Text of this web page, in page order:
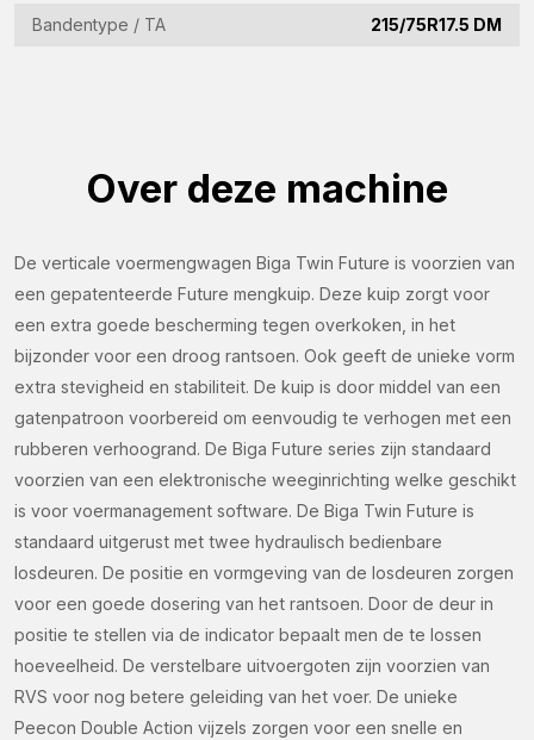
Bandentype / TA 215/75R17.5 DM
Over deze machine
De verticale voermengwagen Biga Twin Future is voorzien van
een gepatenteerde Future mengkuip. Deze kuip zorgt voor
een extra goede bescherming tegen overkoken, in het
bijzonder voor een droog rantsoen. Ook geeft de unieke vorm
extra stevigheid en stabiliteit. De kuip is door middel van een
gatenpatroon voorbereid om eenvoudig te verhogen met een
rubberen verhoogrand. De Biga Future series zijn standaard
voorzien van een elektronische weeginrichting welke geschikt
is voor voermanagement software. De Biga Twin Future is
standaard uitgerust met twee hydraulisch bedienbare
losdeuren. De positie en vormgeving van de losdeuren zorgen
voor een goede dosering van het rantsoen. Door de deur in
positie te stellen via de indicator bepaalt men de te lossen
hoeveelheid. De verstelbare uitvoergoten zijn voorzien van
RVS voor nog betere geleiding van het voer. De unieke
Peecon Double Action vijzels zorgen voor een snelle en
(Vereist)
Telefoon
(Vereist)
(Vereist)
Woonplaats
(Vereist)
CAPTCHA